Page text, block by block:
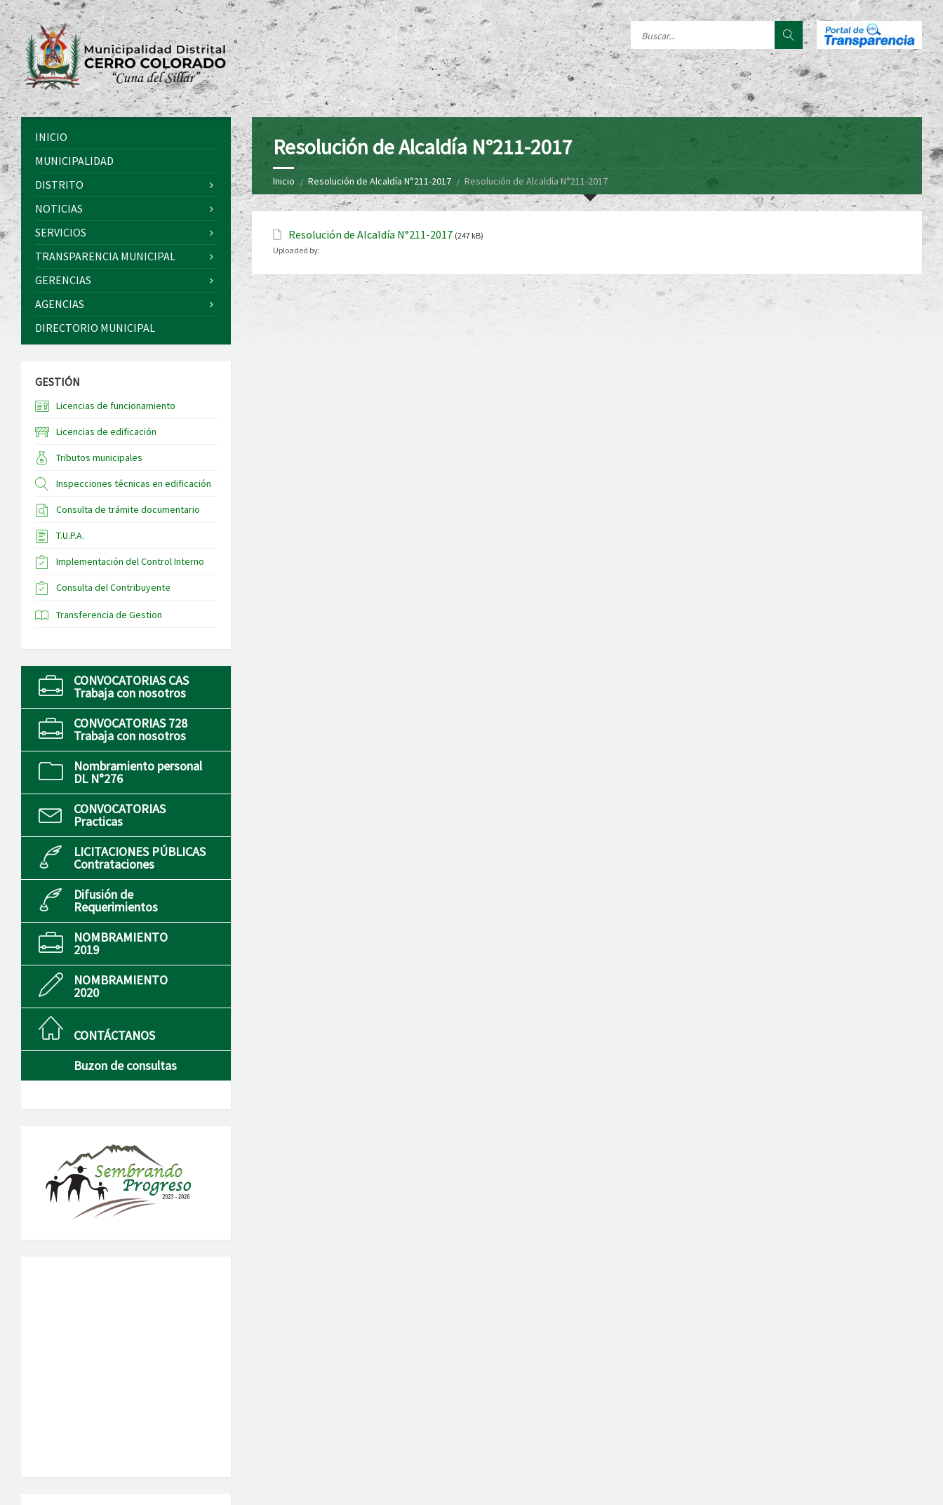
Resolución de Alcaldía N°211-2017
Inicio Resolución de Alcaldía N°211-2017 Resolución de Alcaldía N°211-2017
Resolución de Alcaldía N°211-2017 (247 kB)
Uploaded by:
INICIO
MUNICIPALIDAD
DISTRITO
NOTICIAS
SERVICIOS
TRANSPARENCIA MUNICIPAL
GERENCIAS
AGENCIAS
DIRECTORIO MUNICIPAL
GESTIÓN
Licencias de funcionamiento
Licencias de edificación
Tributos municipales
Inspecciones técnicas en edificación
Consulta de trámite documentario
T.U.P.A.
Implementación del Control Interno
Consulta del Contribuyente
Transferencia de Gestion
CONVOCATORIAS CAS
Trabaja con nosotros
CONVOCATORIAS 728
Trabaja con nosotros
Nombramiento personal
DL N°276
CONVOCATORIAS
Practicas
LICITACIONES PÚBLICAS
Contrataciones
Difusión de
Requerimientos
NOMBRAMIENTO
2019
NOMBRAMIENTO
2020
CONTÁCTANOS
Buzon de consultas